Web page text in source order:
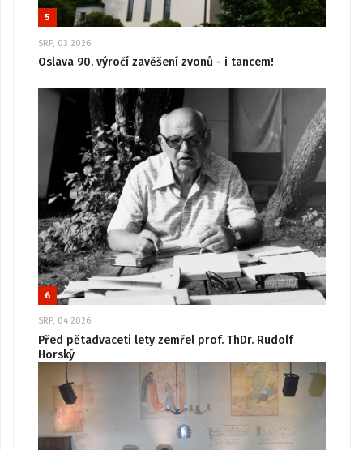
5
SRP, 03 2026
Oslava 90. výročí zavěšení zvonů - i tancem!
6
SRP, 04 2026
Před pětadvaceti lety zemřel prof. ThDr. Rudolf
Horský